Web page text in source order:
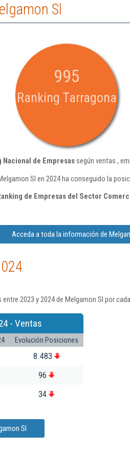
Sl
995
Ranking Tarragona
Nacional de Empresassegún ventas ,
Sl en 2024 ha conseguido la
de Empresas del Sector
Acceda a toda la información de
2023 y 2024 de Melgamon Sl por
- Ventas
Evolución Posiciones
8.483
96
34
Sl